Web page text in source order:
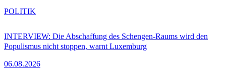
INTERVIEW: Die Abschaffung des Schengen-Raums wird den
Populismus nicht stoppen, warnt Luxemburg
06.08.2026
POLITIK